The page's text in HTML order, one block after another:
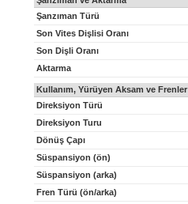
Şanzıman Türü
Son Vites Dişlisi Oranı
Son Dişli Oranı
Aktarma
Kullanım, Yürüyen Aksam ve Frenler
Direksiyon Türü
Direksiyon Turu
Dönüş Çapı
Süspansiyon (ön)
Süspansiyon (arka)
Fren Türü (ön/arka)